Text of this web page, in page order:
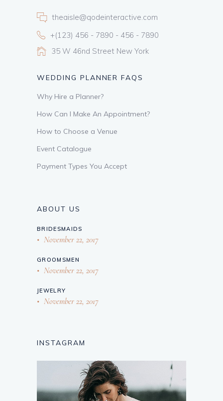
theaisle@qodeinteractive.com
+(123) 456 - 7890 - 456 - 7890
35 W 46nd Street New York
WEDDING PLANNER FAQS
Why Hire a Planner?
How Can I Make An Appointment?
How to Choose a Venue
Event Catalogue
Payment Types You Accept
ABOUT US
BRIDESMAIDS
November 22, 2017
GROOMSMEN
November 22, 2017
JEWELRY
November 22, 2017
INSTAGRAM